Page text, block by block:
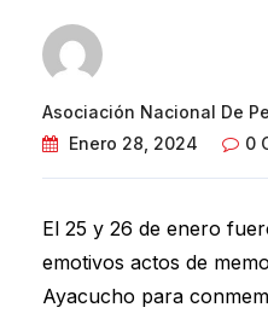
Asociación Nacional De
Enero 28, 2024
0
El 25 y 26 de enero
emotivos actos de
Ayacucho para